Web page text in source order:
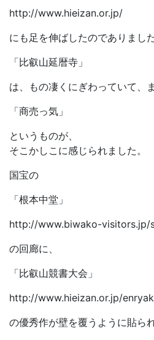
http://www.hieizan.or.jp/
にも足を伸ばしたのでありました
「比叡山延暦寺」
は、もの凄くにぎわっていて、
「商売っ気」
というものが、
そこかしこに感じられました。
国宝の
「根本中堂」
http://www.biwako-visitors.jp/
の回廊に、
「比叡山競書大会」
http://www.hieizan.or.jp/
の優秀作が壁を覆うように貼ら